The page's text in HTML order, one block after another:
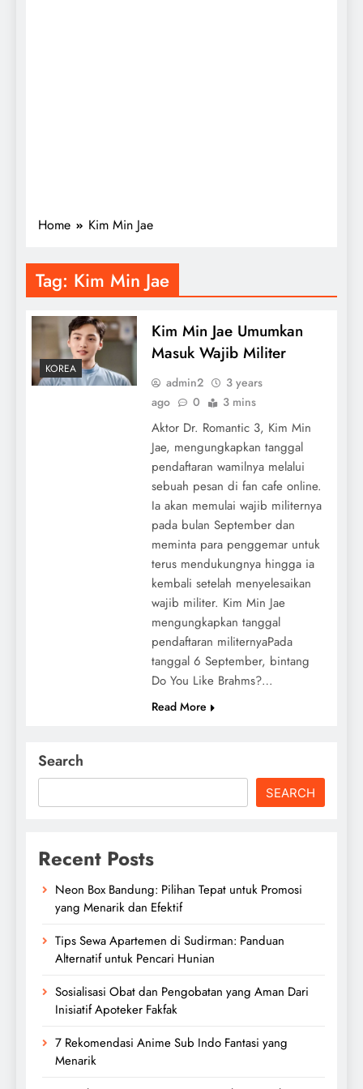
Home Kim Min Jae
Tag: Kim Min Jae
KOREA
Kim Min Jae Umumkan
Masuk Wajib Militer
admin2
3 years
ago
0 3 mins
Aktor Dr. Romantic 3, Kim Min
Jae, mengungkapkan tanggal
pendaftaran wamilnya melalui
sebuah pesan di fan cafe online.
Ia akan memulai wajib militernya
pada bulan September dan
meminta para penggemar untuk
terus mendukungnya hingga ia
kembali setelah menyelesaikan
wajib militer. Kim Min Jae
mengungkapkan tanggal
pendaftaran militernyaPada
tanggal 6 September, bintang
Do You Like Brahms?…
Read More
Search
SEARCH
Recent Posts
Neon Box Bandung: Pilihan Tepat untuk Promosi
yang Menarik dan Efektif
Tips Sewa Apartemen di Sudirman: Panduan
Alternatif untuk Pencari Hunian
Sosialisasi Obat dan Pengobatan yang Aman Dari
Inisiatif Apoteker Fakfak
7 Rekomendasi Anime Sub Indo Fantasi yang
Menarik